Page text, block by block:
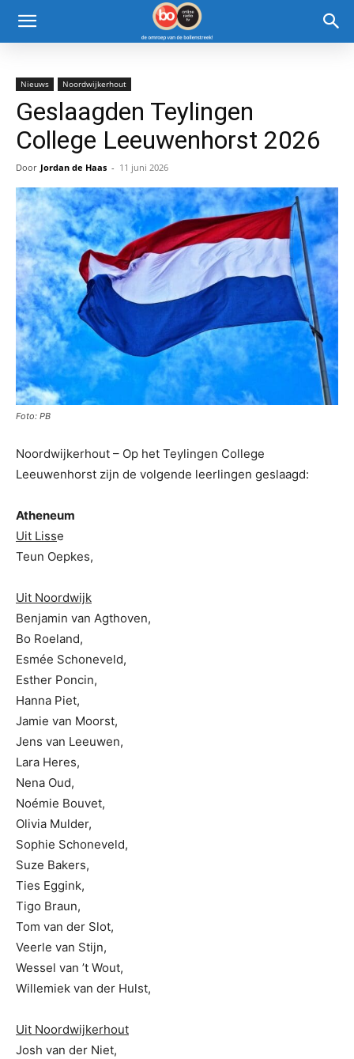
Nieuws Noordwijkerhout
Geslaagden Teylingen
College Leeuwenhorst 2026
Door Jordan de Haas - 11 juni 2026
Foto: PB
Noordwijkerhout – Op het Teylingen College
Leeuwenhorst zijn de volgende leerlingen geslaagd:
Atheneum
Uit Lisse
Teun Oepkes,
Uit Noordwijk
Benjamin van Agthoven,
Bo Roeland,
Esmée Schoneveld,
Esther Poncin,
Hanna Piet,
Jamie van Moorst,
Jens van Leeuwen,
Lara Heres,
Nena Oud,
Noémie Bouvet,
Olivia Mulder,
Sophie Schoneveld,
Suze Bakers,
Ties Eggink,
Tigo Braun,
Tom van der Slot,
Veerle van Stijn,
Wessel van ’t Wout,
Willemiek van der Hulst,
Uit Noordwijkerhout
Josh van der Niet,